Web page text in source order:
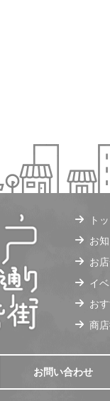
ト
お
お
イ
お
商
お問い合わせ